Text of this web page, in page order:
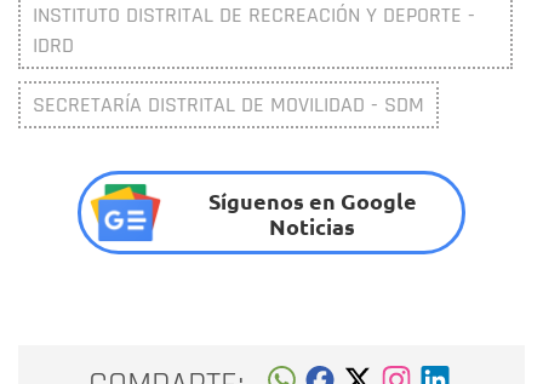
INSTITUTO DISTRITAL DE RECREACIÓN Y DEPORTE -
IDRD
SECRETARÍA DISTRITAL DE MOVILIDAD - SDM
Síguenos en Google
Noticias